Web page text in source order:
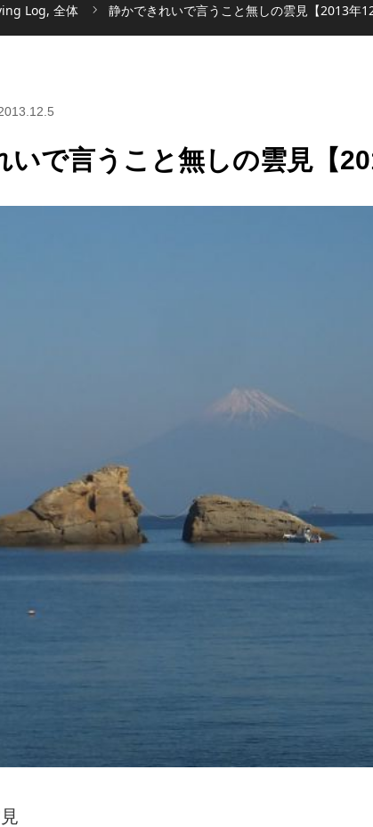
Log, 全体 静かできれいで言うこと無しの雲見【2013年
いで言うこと無しの雲見【